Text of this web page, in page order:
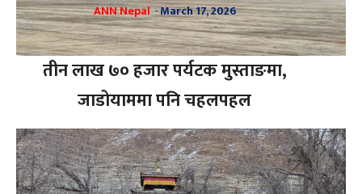
ANN Nepal -March 17, 2026
तीन लाख ७० हजार पर्यटक मुस्ताङमा,
जाडोयाममा पनि चहलपहल